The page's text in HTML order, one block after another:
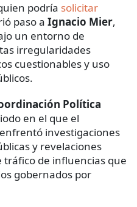
podría solicitar
paso a Ignacio Mier,
un entorno de
irregularidades
cuestionables y uso
Política
en el que el
investigaciones
y revelaciones
de influencias que
gobernados por